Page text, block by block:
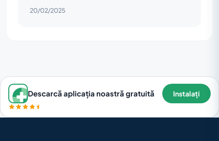
20/02/2025
Descarcă aplicația noastră gratuită Instalați